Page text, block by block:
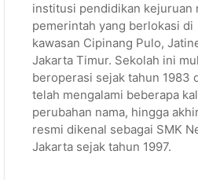
institusi pendidikan kejuruan
pemerintah yang berlokasi di
kawasan Cipinang Pulo,
Jakarta Timur. Sekolah ini
beroperasi sejak tahun 1983
telah mengalami beberapa
perubahan nama, hingga
resmi dikenal sebagai SMK
Jakarta sejak tahun 1997.